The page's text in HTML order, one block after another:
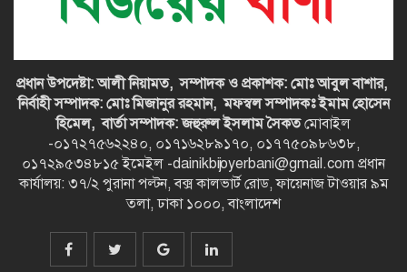
প্রধান উপদেষ্টা: আলী নিয়ামত, সম্পাদক ও প্রকাশক: মোঃ আবুল বাশার,
নির্বাহী সম্পাদক: মোঃ মিজানুর রহমান, মফস্বল সম্পাদকঃ ইমাম হোসেন
হিমেল, বার্তা সম্পাদক: জহুরুল ইসলাম সৈকতমোবাইল
-০১৭২৭৫৬২২৪০, ০১৭১৬২৮৯১৭০, ০১৭৭৫০৯৮৬৩৮,
০১৭২৯৫৩৪৮১৫ ইমেইল -dainikbijoyerbani@gmail.com প্রধান
কার্যালয়: ৩৭/২ পুরানা পল্টন, বক্স কালভার্ট রোড, ফায়েনাজ টাওয়ার ৯ম
তলা, ঢাকা ১০০০, বাংলাদেশ